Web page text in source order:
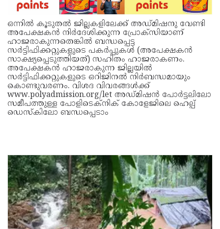
ഒന്നിൽ കൂടുതൽ ജില്ലകളിലേക്ക് അഡ്മിഷനു വേണ്ടി
അപേക്ഷകൻ നിർദേശിക്കുന്ന പ്രോക്സിയാണ്
ഹാജരാകുന്നതെങ്കിൽ ബന്ധപ്പെട്ട
സർട്ടിഫിക്കറ്റുകളുടെ പകർപ്പുകൾ (അപേക്ഷകൻ
സാക്ഷ്യപ്പെടുത്തിയത്) സഹിതം ഹാജരാകണം.
അപേക്ഷകൻ ഹാജരാകുന്ന ജില്ലയിൽ
സർട്ടിഫിക്കറ്റുകളുടെ ഒറിജിനൽ നിർബന്ധമായും
കൊണ്ടുവരണം. വിശദ വിവരങ്ങൾക്ക്
www.polyadmission.org/let അഡ്മിഷൻ പോർട്ടലിലോ
സമീപത്തുള്ള പോളിടെക്നിക്‌ കോളേജിലെ ഹെല്പ്
ഡെസ്കിലോ ബന്ധപ്പെടാം